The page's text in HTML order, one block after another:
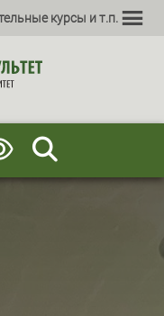
курсы и т.п.